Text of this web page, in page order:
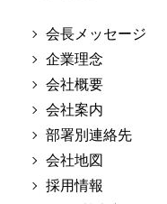
会長メッセージ
企業理念
会社概要
会社案内
部署別連絡先
会社地図
採用情報